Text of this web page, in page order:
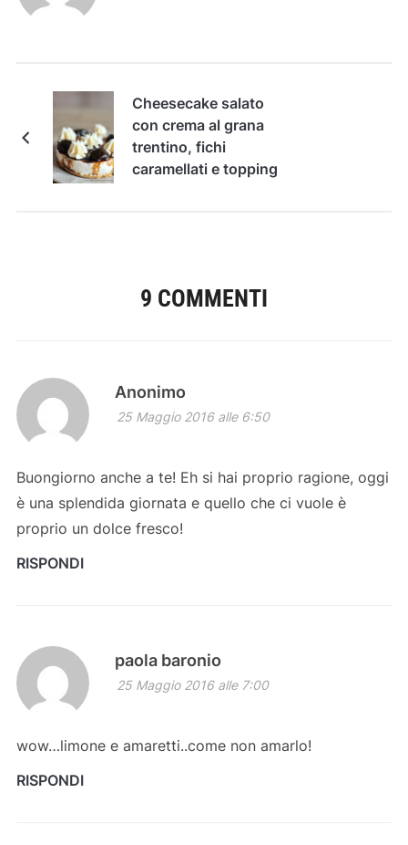
Cheesecake salato
con crema al grana
trentino, fichi
caramellati e topping
9 COMMENTI
Anonimo
25 Maggio 2016 alle 6:50
Buongiorno anche a te! Eh si hai proprio ragione, oggi
è una splendida giornata e quello che ci vuole è
proprio un dolce fresco!
RISPONDI
paola baronio
25 Maggio 2016 alle 7:00
wow…limone e amaretti..come non amarlo!
RISPONDI